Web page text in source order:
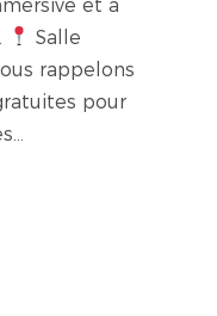
et à
Salle
rappelons
pour